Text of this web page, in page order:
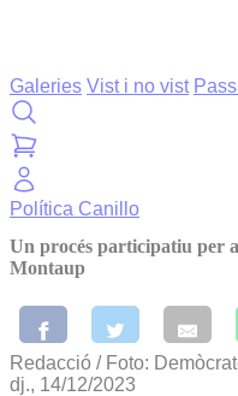
Galeries Vist i no vist
Política Canillo
Un procés participatiu per
Montaup
Redacció / Foto:
dj., 14/12/2023